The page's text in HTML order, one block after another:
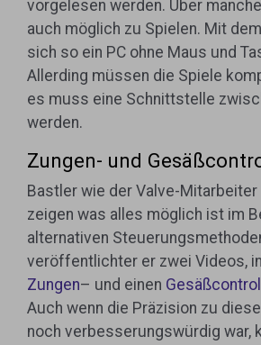
vorgelesen werden. Über
auch möglich zu Spielen. Mit
sich so ein PC ohne Maus und
Allerding müssen die Spiele
es muss eine Schnittstelle
werden.
Zungen- und
Bastler wie der Valve-Mitarbeiter
zeigen was alles möglich ist im
alternativen
veröffentlichter er zwei Videos,
Zungen– und einen
Auch wenn die Präzision zu
noch verbesserungswürdig war,